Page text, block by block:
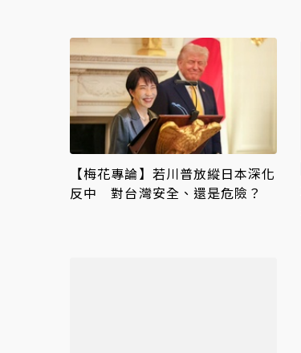
【梅花專論】若川普放縱日本深化
反中 對台灣安全、還是危險？